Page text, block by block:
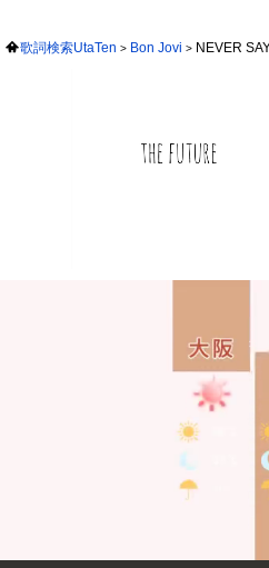
歌詞検索UtaTen Bon Jovi NEVER